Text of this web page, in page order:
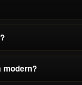
modern?